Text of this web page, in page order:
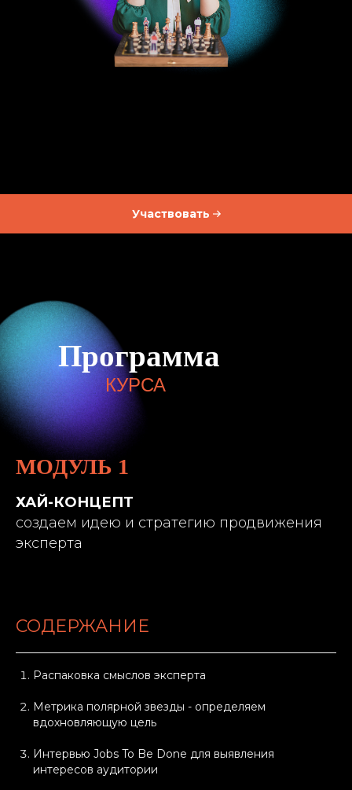
Участвовать
Программа
КУРСА
МОДУЛЬ 1
ХАЙ-КОНЦЕПТ
создаем идею и стратегию продвижения
эксперта
СОДЕРЖАНИЕ
Распаковка смыслов эксперта
Метрика полярной звезды - определяем
вдохновляющую цель
Интервью Jobs To Be Done для выявления
интересов аудитории